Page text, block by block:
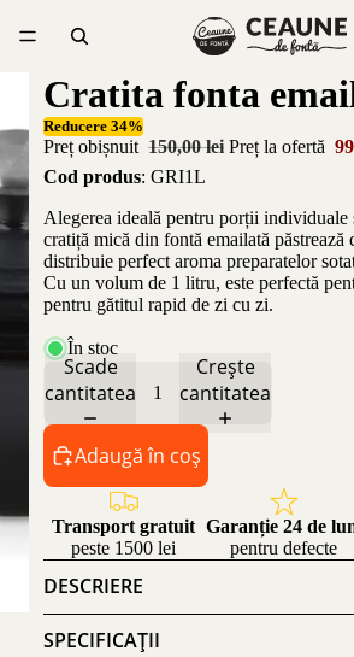
Cratita fonta
Reducere 34%
Preț obișnuit 150,00 lei Preț la ofertă
Cod produs: GRI1L
Alegerea ideală pentru porții individuale
cratiță mică din fontă emailată păstrează
distribuie perfect aroma preparatelor
Cu un volum de 1 litru, este perfectă
pentru gătitul rapid de zi cu zi.
În stoc
Scade
cantitatea
Crește
cantitatea
Adaugă în coș
Transport gratuit
peste 1500 lei
Garanție 24 de
pentru defecte
DESCRIERE
SPECIFICAȚII